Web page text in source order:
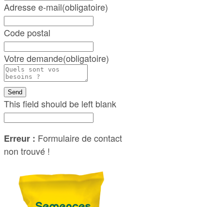
Adresse e-mail(obligatoire)
Code postal
Votre demande(obligatoire)
Send
This field should be left blank
Erreur : Formulaire de contact
non trouvé !